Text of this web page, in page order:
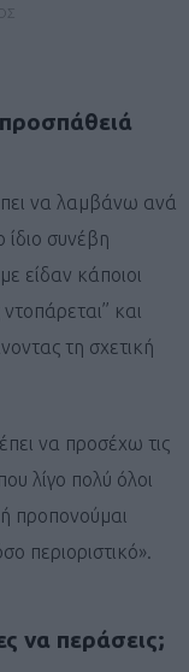
να λαμβάνω ανά
συνέβη
είδαν κάποιοι
και
τη σχετική
να προσέχω τις
λίγο πολύ όλοι
προπονούμαι
περιοριστικό».
να περάσεις;